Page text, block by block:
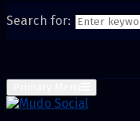
Search for: